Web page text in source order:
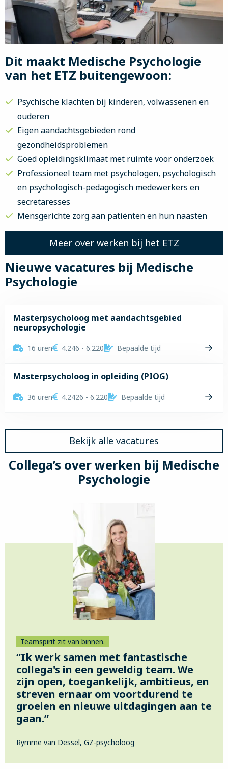
Dit maakt Medische Psychologie
van het ETZ buitengewoon:
Psychische klachten bij kinderen, volwassenen en
ouderen
Eigen aandachtsgebieden rond
gezondheidsproblemen
Goed opleidingsklimaat met ruimte voor onderzoek
Professioneel team met psychologen, psychologisch
en psychologisch-pedagogisch medewerkers en
secretaresses
Mensgerichte zorg aan patiënten en hun naasten
Meer over werken bij het ETZ
Nieuwe vacatures bij Medische
Psychologie
Masterpsycholoog met aandachtsgebied
neuropsychologie
16 uren 4.246 - 6.220 Bepaalde tijd
meer
Masterpsycholoog
Masterpsycholoog in opleiding (PIOG)
36 uren 4.2426 - 6.220 Bepaalde tijd
Masterpsycholoog
in
opleiding
Bekijk alle vacatures
Collega’s over werken bij Medische
Psychologie
Teamspirit zit van binnen.
“Ik werk samen met fantastische
collega's in een geweldig team. We
zijn open, toegankelijk, ambitieus, en
streven ernaar om voortdurend te
groeien en nieuwe uitdagingen aan te
gaan.”
Rymme van Dessel, GZ-psycholoog